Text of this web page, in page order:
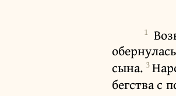
1
сына. 3
бегства с